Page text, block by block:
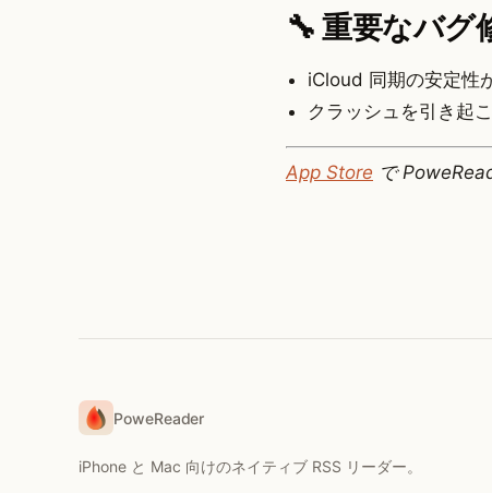
🔧 重要なバグ
iCloud 同期の安定性
クラッシュを引き起
App Store で
PoweReader
iPhone と Mac 向けのネイティブ RSS リーダー。